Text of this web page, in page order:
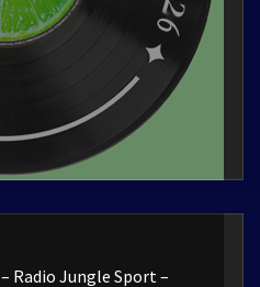
Radio Jungle Sport –